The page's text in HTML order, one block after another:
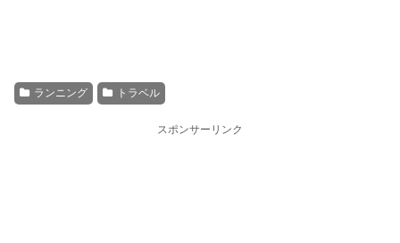
ランニング トラベル
スポンサーリンク